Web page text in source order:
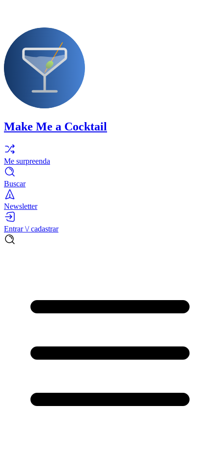
Make Me a Cocktail
Me surpreenda
Buscar
Newsletter
Entrar \/ cadastrar